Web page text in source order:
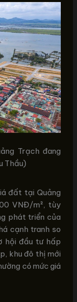
Trạch đang
Thầu)
đất tại Quảng
VNĐ/m², tùy
phát triển của
cạnh tranh so
hội đầu tư hấp
khu đô thị mới
có mức giá